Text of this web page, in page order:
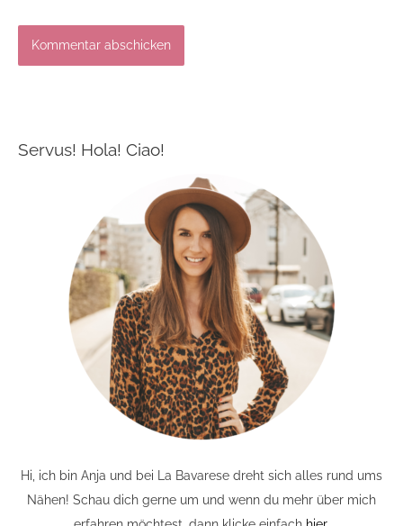
Servus! Hola! Ciao!
Hi, ich bin Anja und bei La Bavarese dreht sich alles rund ums
Nähen! Schau dich gerne um und wenn du mehr über mich